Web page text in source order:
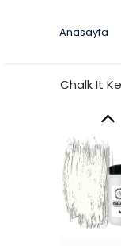
Anasayfa
Chalk It